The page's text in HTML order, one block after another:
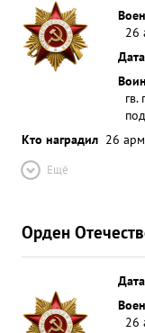
26
гв.
Кто наградил 26
Ещё
Орден
26